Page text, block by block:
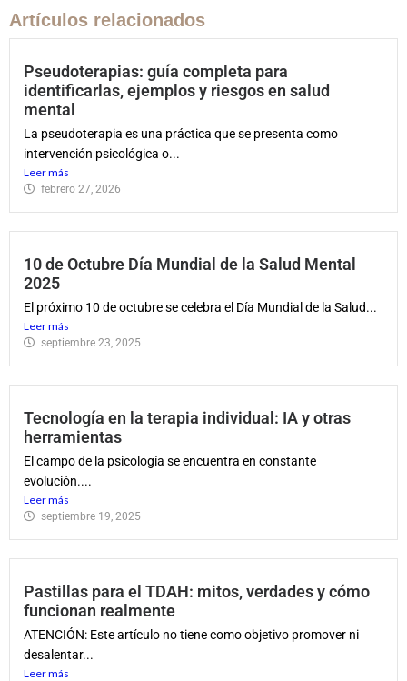
Artículos relacionados
Pseudoterapias: guía completa para
identificarlas, ejemplos y riesgos en salud
mental
La pseudoterapia es una práctica que se presenta como
intervención psicológica o...
Leer más
febrero 27, 2026
10 de Octubre Día Mundial de la Salud Mental
2025
El próximo 10 de octubre se celebra el Día Mundial de la Salud...
Leer más
septiembre 23, 2025
Tecnología en la terapia individual: IA y otras
herramientas
El campo de la psicología se encuentra en constante
evolución....
Leer más
septiembre 19, 2025
Pastillas para el TDAH: mitos, verdades y cómo
funcionan realmente
ATENCIÓN: Este artículo no tiene como objetivo promover ni
desalentar...
Leer más